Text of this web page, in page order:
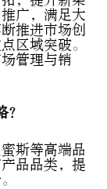
广，满足大
推进市场创
区域突破。
管理与销
斯等高端品
品品类，提